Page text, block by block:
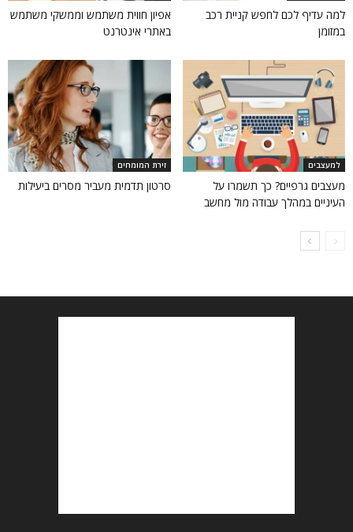
למה עדיף לכם לחפש קניית רכב
במזומן
אפיון חווית משתמש וממשקי משתמש
באתרי אינטרנט
למעצבים
מעצבים גרפיים? כך תשמרו על
העיניים במהלך עבודה מול מחשב
זירת המומחים
סרטון תדמית מעביר מסרים ביעילות